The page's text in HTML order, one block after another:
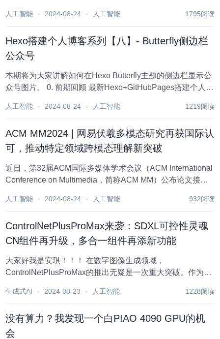
（手涂蒙版）技术，为您的艺术创作带来全新的创意和个性
人工智能 2024-08-24 人工智能 1795阅读
Hexo搭建个人博客系列【八】- Butterfly侧边栏
公众号
本期将为大家讲解如何在Hexo Butterfly主题的侧边栏显示公
众号图片。 0. 前期回顾 最新Hexo+GitHubPages搭建个人博
Vercel加速和自定义域名...
人工智能 2024-08-24 人工智能 1219阅读
ACM MM2024 | 网易伏羲多模态研究再获国际认
可，推动特定领域跨模态理解新突破
近日，第32届ACM国际多媒体学术会议（ACM International
Conference on Multimedia，简称ACM MM）公布论文接收
Reconstruction of Key...
人工智能 2024-08-24 人工智能 932阅读
ControlNetPlusProMax来袭：SDXL可控性灵魂
CN组件再升级，多合一组件再添新功能
大家好我是安琪！！！ 在数字图像生成领域，
ControlNetPlusProMax的推出无疑是一次重大突破。作为
ControlNetPlusProMax在多合一组件的基础上，增添了更多
生成式AI 2024-08-23 人工智能 1228阅读
没有算力？我发现一个白PIAO 4090 GPU的机
会